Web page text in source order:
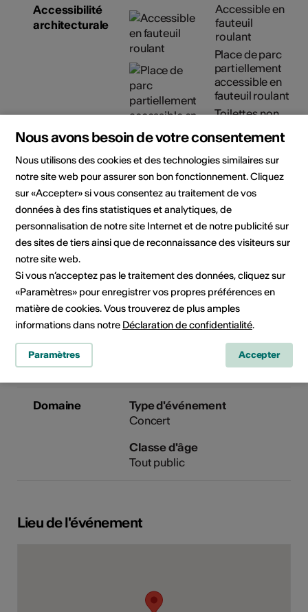
Accessibilité
architecturale
Accessible en
fauteuil
roulant
Place de parc
partiellement
accessible en
fauteuil roulant
Toilettes non
fauteuil
roulant
Détails sur l'accessibilité
architecturale
Organisateur
Ferme-Asile
Centre artistique et culturel de
Allée de la Ferme-Asile 1
1950 Sion
Téléphone 027/203.21.11
Réservations 027/203.21.11
E-Mail
Domaine
Type d'événement
Concert
Classe d'âge
Tout public
Lieu de l'événement
Nous avons besoin de votre consentement
Nous utilisons des cookies et des technologies similaires sur
notre site web pour assurer son bon fonctionnement. Cliquez
sur «Accepter» si vous consentez au traitement de vos
données à des fins statistiques et analytiques, de
personnalisation de notre site Internet et de notre publicité sur
des sites de tiers ainsi que de reconnaissance des visiteurs sur
notre site web.
Si vous n’acceptez pas le traitement des données, cliquez sur
«Paramètres» pour enregistrer vos propres préférences en
matière de cookies. Vous trouverez de plus amples
informations dans notre Déclaration de confidentialité.
Paramètres Accepter